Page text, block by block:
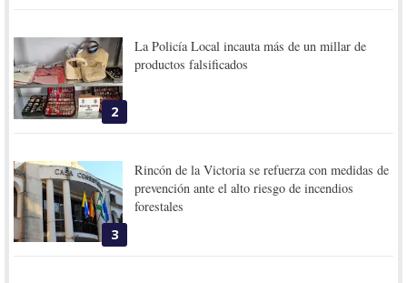
2
La Policía Local incauta más de un millar de
productos falsificados
3
Rincón de la Victoria se refuerza con medidas de
prevención ante el alto riesgo de incendios
forestales